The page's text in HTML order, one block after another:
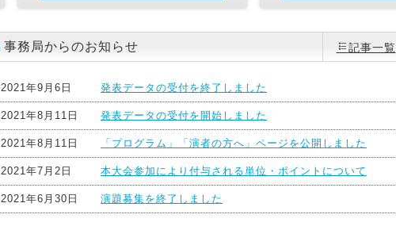
事務局からのお知らせ 記事一覧
2021年9月6日 発表データの受付を終了しました
2021年8月11日 発表データの受付を開始しました
2021年8月11日 「プログラム」「演者の方へ」ページを公開しました
2021年7月2日 本大会参加により付与される単位・ポイントについて
2021年6月30日 演題募集を終了しました